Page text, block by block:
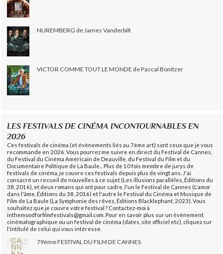
NUREMBERG de James Vanderbilt
VICTOR COMME TOUT LE MONDE de Pascal Bonitzer
LES FESTIVALS DE CINÉMA INCONTOURNABLES EN
2026
Ces festivals de cinéma (et évènements liés au 7ème art) sont ceux que je vous
recommande en 2026. Vous pourrez me suivre en direct du Festival de Cannes,
du Festival du Cinéma Américain de Deauville, du Festival du Film et du
Documentaire Politique de La Baule... Plus de 10 fois membre de jurys de
festivals de cinéma, je couvre ces festivals depuis plus de vingt ans. J'ai
consacré un recueil de nouvelles à ce sujet (Les illusions parallèles, Éditions du
38, 2016), et deux romans qui ont pour cadre, l'un le Festival de Cannes (L'amor
dans l'âme, Éditions du 38, 2016) et l'autre le Festival du Cinéma et Musique de
Film de La Baule (La Symphonie des rêves, Éditions Blacklephant, 2023). Vous
souhaitez que je couvre votre festival ? Contactez-moi à
inthemoodforfilmfestivals@gmail.com. Pour en savoir plus sur un évènement
cinématographique ou un festival de cinéma (dates, site officiel etc), cliquez sur
l'intitulé de celui qui vous intéresse.
79ème FESTIVAL DU FILM DE CANNES